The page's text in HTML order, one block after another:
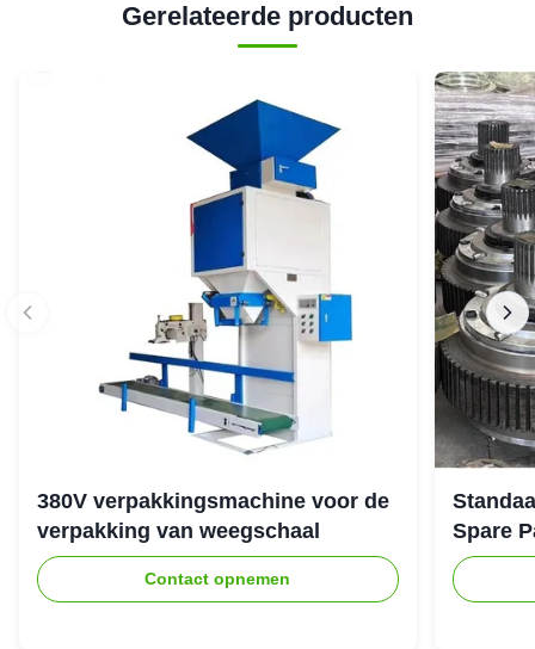
Gerelateerde producten
380V verpakkingsmachine voor de
verpakking van weegschaal
Contact opnemen
Spare